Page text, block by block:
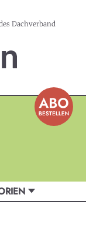
Dachverband